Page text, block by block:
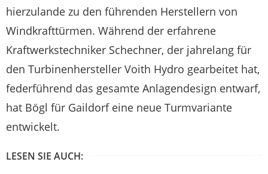
hierzulande zu den führenden Herstellern von
Windkrafttürmen. Während der erfahrene
Kraftwerkstechniker Schechner, der jahrelang für
den Turbinenhersteller Voith Hydro gearbeitet hat,
federführend das gesamte Anlagendesign entwarf,
hat Bögl für Gaildorf eine neue Turmvariante
entwickelt.
LESEN SIE AUCH: